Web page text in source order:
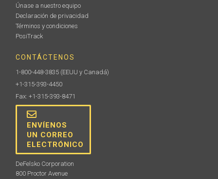
Cada PosiTector 200 y PosiTector UTG se envía con
(1) botella de acoplante ultrasónico. Hay botellas
adicionales de 4 onzas disponibles (se venden en
paquetes de 12 o dobles).
Únase a nuestro equipo
Declaración de privacidad
Términos y condiciones
PosiTrack
CONTÁCTENOS
1-800-448-3835 (EEUU y Canadá)
+1-315-393-4450
Fax: +1-315-393-8471
ENVÍENOS
UN CORREO
ELECTRÓNICO
DeFelsko Corporation
800 Proctor Avenue